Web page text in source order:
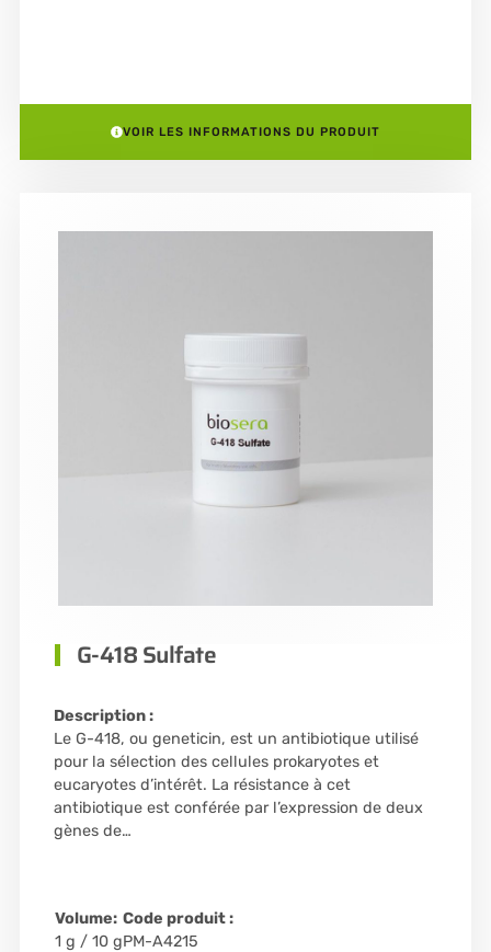
VOIR LES INFORMATIONS DU PRODUIT
G-418 Sulfate
Description :
Le G-418, ou geneticin, est un antibiotique utilisé
pour la sélection des cellules prokaryotes et
eucaryotes d’intérêt. La résistance à cet
antibiotique est conférée par l’expression de deux
gènes de…
Volume:
1 g / 10 g
Code produit :
PM-A4215